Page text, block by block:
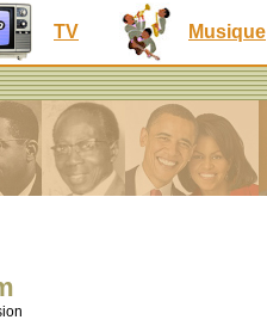
TV Musique